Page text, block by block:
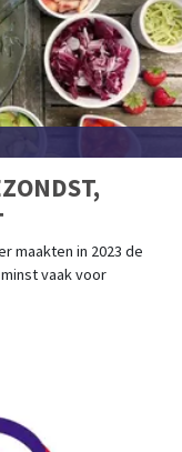
maakten in 2023 de
vaak voor